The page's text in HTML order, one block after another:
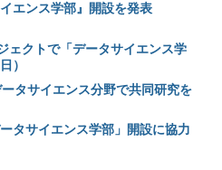
エンス学部』開設を発表
ェクトで「データサイエンス学
）
タサイエンス分野で共同研究を
タサイエンス学部」開設に協力